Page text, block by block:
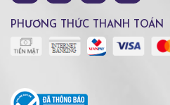
PHƯƠNG THỨC THANH TOÁN